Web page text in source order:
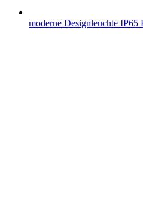
moderne Designleuchte IP65